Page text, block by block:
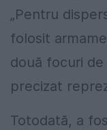
„Pentru
folosit
două focuri de
precizat
Totodată, a